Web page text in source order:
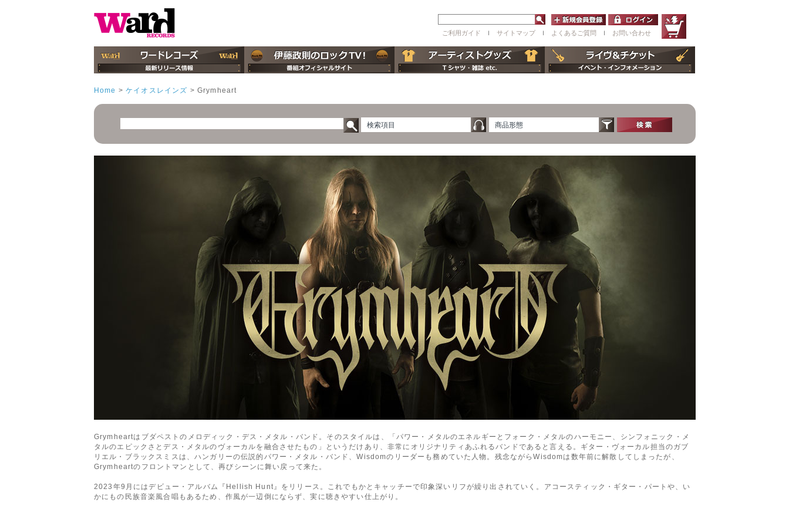
ご利用ガイド ｌ サイトマップ ｌ よくあるご質問 ｌ お問い合わせ
Home > ケイオスレインズ > Grymheart
検索項目 商品形態
Grymheartはブダペストのメロディック・デス・メタル・バンド。そのスタイルは、「パワー・メタルのエネルギーとフォーク・メタルのハーモニー、シンフォニック・メ
タルのエピックさとデス・メタルのヴォーカルを融合させたもの」というだけあり、非常にオリジナリティあふれるバンドであると言える。ギター・ヴォーカル担当のガブ
リエル・ブラックスミスは、ハンガリーの伝説的パワー・メタル・バンド、Wisdomのリーダーも務めていた人物。残念ながらWisdomは数年前に解散してしまったが、
Grymheartのフロントマンとして、再びシーンに舞い戻って来た。
2023年9月にはデビュー・アルバム『Hellish Hunt』をリリース。これでもかとキャッチーで印象深いリフが繰り出されていく。アコースティック・ギター・パートや、い
かにもの民族音楽風合唱もあるため、作風が一辺倒にならず、実に聴きやすい仕上がり。